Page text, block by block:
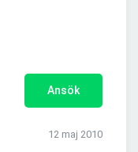
Ansök
12 maj 2010